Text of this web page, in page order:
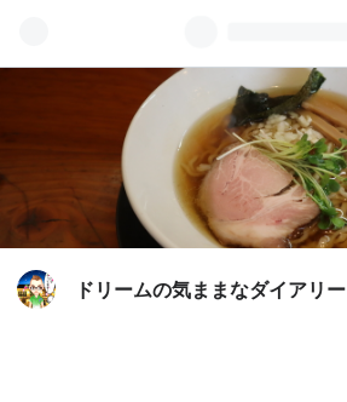
ドリームの気ままなダイアリー